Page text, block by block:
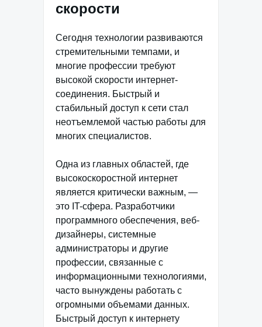
скорости
Сегодня технологии развиваются
стремительными темпами, и
многие профессии требуют
высокой скорости интернет-
соединения. Быстрый и
стабильный доступ к сети стал
неотъемлемой частью работы для
многих специалистов.
Одна из главных областей, где
высокоскоростной интернет
является критически важным, —
это IT-сфера. Разработчики
программного обеспечения, веб-
дизайнеры, системные
администраторы и другие
профессии, связанные с
информационными технологиями,
часто вынуждены работать с
огромными объемами данных.
Быстрый доступ к интернету